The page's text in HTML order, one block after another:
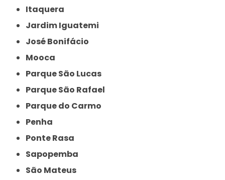
Itaquera
Jardim Iguatemi
José Bonifácio
Mooca
Parque São Lucas
Parque São Rafael
Parque do Carmo
Penha
Ponte Rasa
Sapopemba
São Mateus